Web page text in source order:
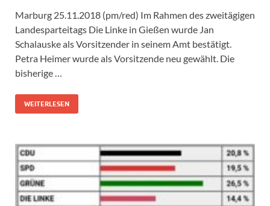
Marburg 25.11.2018 (pm/red) Im Rahmen des zweitägigen
Landesparteitags Die Linke in Gießen wurde Jan
Schalauske als Vorsitzender in seinem Amt bestätigt.
Petra Heimer wurde als Vorsitzende neu gewählt. Die
bisherige …
WEITERLESEN